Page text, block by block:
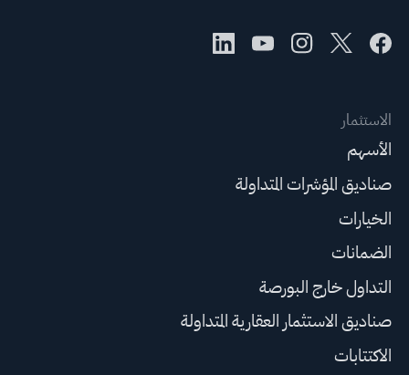
الاستثمار
الأسهم
صناديق المؤشرات المتداولة
الخيارات
الضمانات
التداول خارج البورصة
صناديق الاستثمار العقارية المتداولة
الاكتتابات